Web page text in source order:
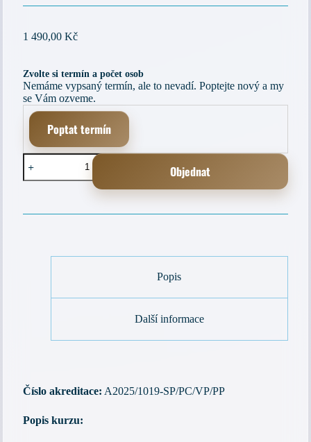
1 490,00Kč
Zvolte si termín a počet osob
Nemáme vypsaný termín, ale to nevadí. Poptejte nový a my
se Vám ozveme.
Poptat termín
Péče
osoby
nemocí
Objednat
Popis
Další informace
Číslo akreditace: A2025/1019-SP/PC/VP/PP
Popis kurzu: